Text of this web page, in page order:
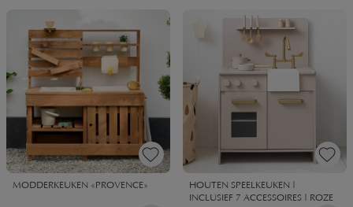
MODDERKEUKEN «PROVENCE»
HOUTEN SPEELKEUKEN |
INCLUSIEF 7 ACCESSOIRES | ROZE